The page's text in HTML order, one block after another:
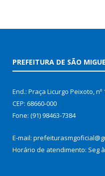
PREFEITURA DE SÃO
End.: Praça Licurgo Peixoto, nº
CEP: 68660-000
Fone: (91) 98463-7384
E-mail:
Horário de atendimento: Seg